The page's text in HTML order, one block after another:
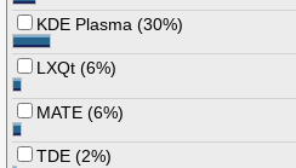
KDE Plasma (30%)
LXQt (6%)
MATE (6%)
TDE (2%)